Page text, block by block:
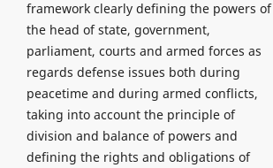
framework clearly defining the powers of
the head of state, government,
parliament, courts and armed forces as
regards defense issues both during
peacetime and during armed conflicts,
taking into account the principle of
division and balance of powers and
defining the rights and obligations of